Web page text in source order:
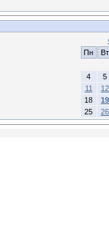
Пн
Вт
4
5
11
12
18
19
25
26